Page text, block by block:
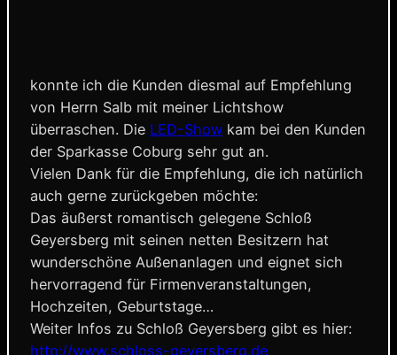
konnte ich die Kunden diesmal auf Empfehlung
von Herrn Salb mit meiner Lichtshow
überraschen. Die LED-Show kam bei den Kunden
der Sparkasse Coburg sehr gut an.
Vielen Dank für die Empfehlung, die ich natürlich
auch gerne zurückgeben möchte:
Das äußerst romantisch gelegene Schloß
Geyersberg mit seinen netten Besitzern hat
wunderschöne Außenanlagen und eignet sich
hervorragend für Firmenveranstaltungen,
Hochzeiten, Geburtstage…
Weiter Infos zu Schloß Geyersberg gibt es hier:
http://www.schloss-geyersberg.de